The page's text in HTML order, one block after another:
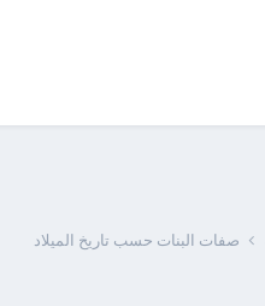
صفات البنات حسب تاريخ الميلاد